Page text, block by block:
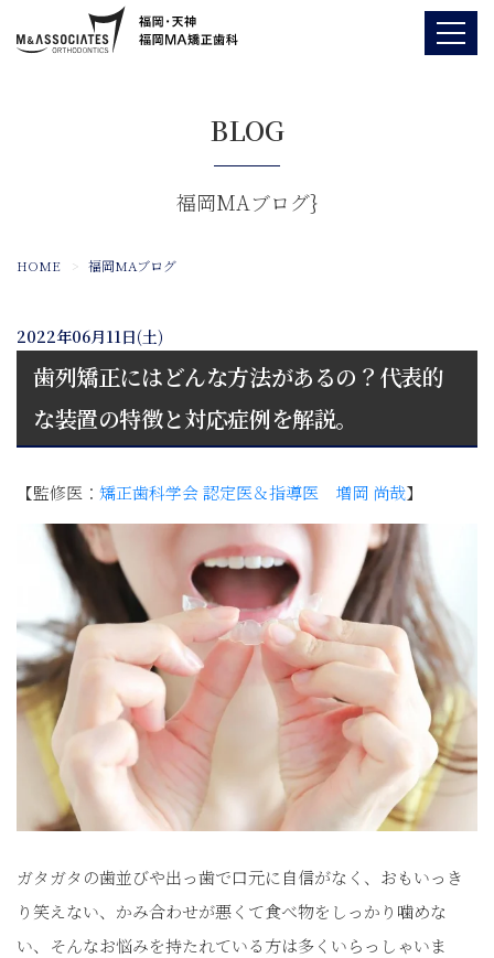
BLOG
福岡MAブログ}
HOME 福岡MAブログ
2022年06月11日(土)
歯列矯正にはどんな方法があるの？代表的
な装置の特徴と対応症例を解説。
【監修医： 矯正歯科学会 認定医＆指導医 増岡 尚哉】
ガタガタの歯並びや出っ歯で口元に自信がなく、おもいっき
り笑えない、かみ合わせが悪くて食べ物をしっかり噛めな
い、そんなお悩みを持たれている方は多くいらっしゃいま